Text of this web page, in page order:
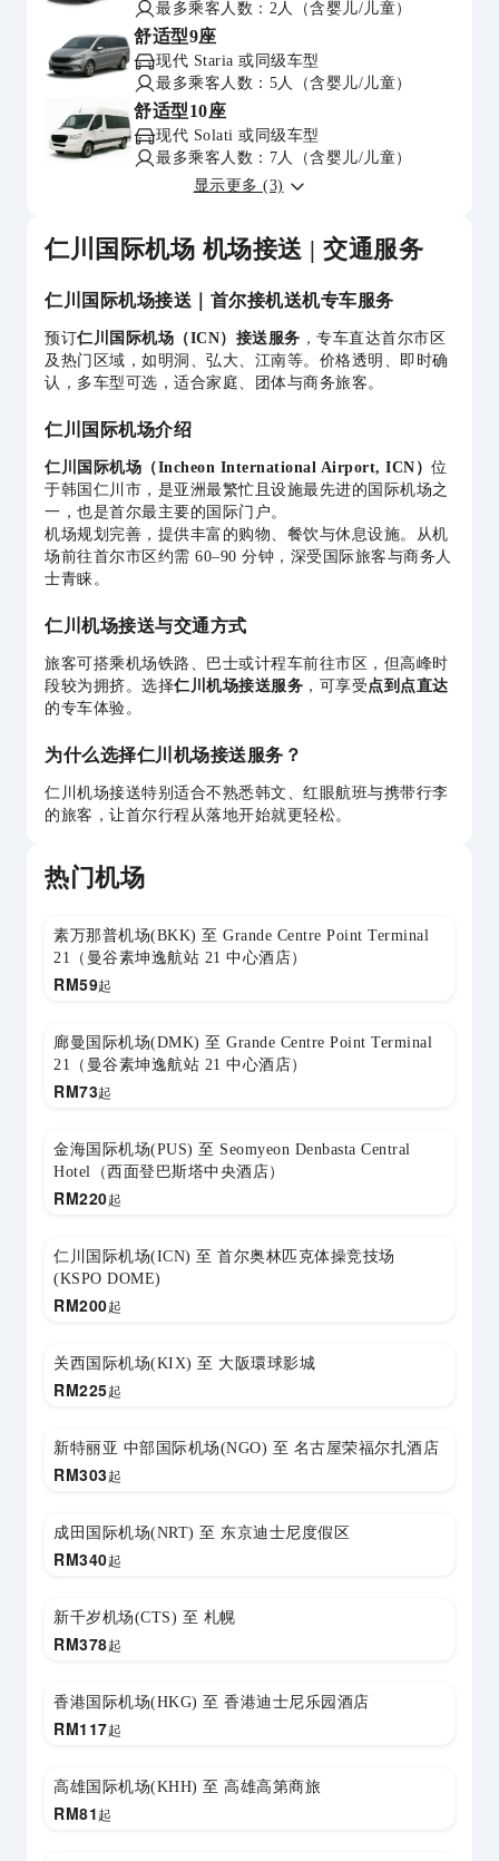
最多乘客人数：2人（含婴儿/儿童）
舒适型9座
现代 Staria 或同级车型
最多乘客人数：5人（含婴儿/儿童）
舒适型10座
现代 Solati 或同级车型
最多乘客人数：7人（含婴儿/儿童）
显示更多 (3)
仁川国际机场 机场接送 | 交通服务
仁川国际机场接送｜首尔接机送机专车服务
预订仁川国际机场（ICN）接送服务 ，专车直达首尔市区
及热门区域，如明洞、弘大、江南等。价格透明、即时确
认，多车型可选，适合家庭、团体与商务旅客。
仁川国际机场介绍
仁川国际机场（Incheon International Airport, ICN） 位
于韩国仁川市，是亚洲最繁忙且设施最先进的国际机场之
一，也是首尔最主要的国际门户。
机场规划完善，提供丰富的购物、餐饮与休息设施。从机
场前往首尔市区约需 60–90 分钟，深受国际旅客与商务人
士青睐。
仁川机场接送与交通方式
旅客可搭乘机场铁路、巴士或计程车前往市区，但高峰时
段较为拥挤。选择仁川机场接送服务 ，可享受 点到点直达
的专车体验。
为什么选择仁川机场接送服务？
仁川机场接送特别适合不熟悉韩文、红眼航班与携带行李
的旅客，让首尔行程从落地开始就更轻松。
热门机场
素万那普机场(BKK) 至 Grande Centre Point Terminal
21（曼谷素坤逸航站 21 中心酒店）
RM59起
廊曼国际机场(DMK) 至 Grande Centre Point Terminal
21（曼谷素坤逸航站 21 中心酒店）
RM73起
金海国际机场(PUS) 至 Seomyeon Denbasta Central
Hotel（西面登巴斯塔中央酒店）
RM220起
仁川国际机场(ICN) 至 首尔奥林匹克体操竞技场
(KSPO DOME)
RM200起
关西国际机场(KIX) 至 大阪環球影城
RM225起
新特丽亚 中部国际机场(NGO) 至 名古屋荣福尔扎酒店
RM303起
成田国际机场(NRT) 至 东京迪士尼度假区
RM340起
新千岁机场(CTS) 至 札幌
RM378起
香港国际机场(HKG) 至 香港迪士尼乐园酒店
RM117起
高雄国际机场(KHH) 至 高雄高第商旅
RM81起